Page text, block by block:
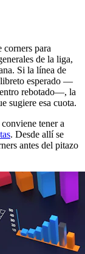
corners para
de la liga,
Si la línea de
libreto esperado —
rebotado—, la
sugiere esa cuota.
tener a
. Desde allí se
antes del pitazo